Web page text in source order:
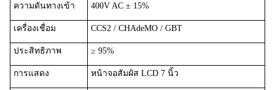
ความดันทางเข้า 400V AC ± 15%
เครื่องเชื่อม CCS2 / CHAdeMO / GBT
ประสิทธิภาพ ≥ 95%
การแสดง หน้าจอสัมผัส LCD 7 นิ้ว